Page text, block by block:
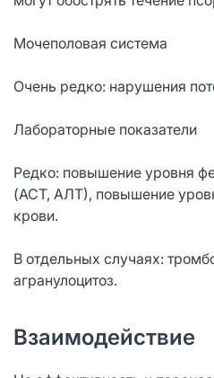
Мочеполовая система
Очень редко: нарушения
Лабораторные показатели
Редко: повышение уровня
(ACT, АЛТ), повышение
крови.
В отдельных случаях:
агранулоцитоз.
Взаимодействие